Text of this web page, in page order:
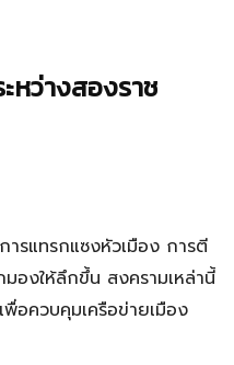
หว่างสองราช
รแทรกแซงหัวเมือง การตี
องให้ลึกขึ้น สงครามเหล่านี้
อควบคุมเครือข่ายเมือง